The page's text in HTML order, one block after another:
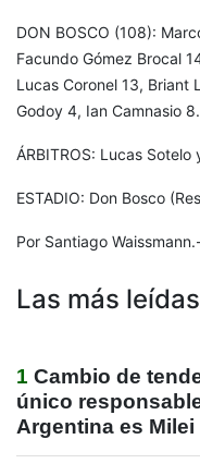
DON BOSCO (108):
Facundo Gómez Brocal
Lucas Coronel 13, Briant
Godoy 4, Ian Camnasio
ÁRBITROS: Lucas
ESTADIO: Don Bosco
Por Santiago
Las más leídas
1 Cambio de
único
Argentina es Milei